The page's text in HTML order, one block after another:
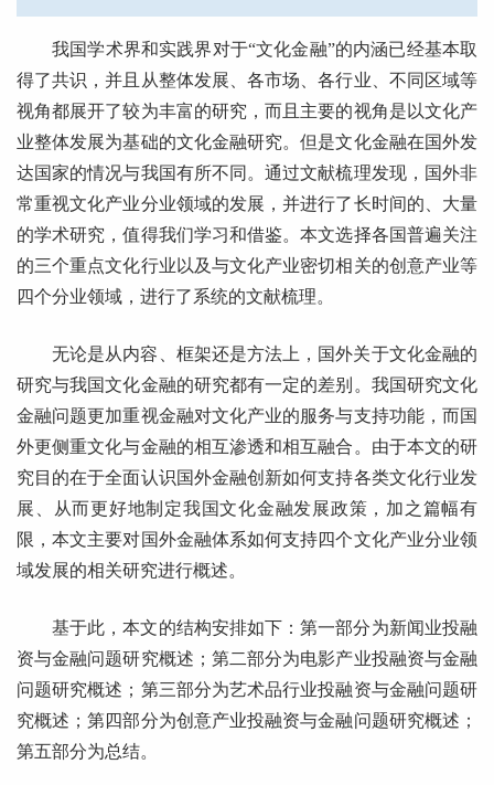
我国学术界和实践界对于“文化金融”的内涵已经基本取
得了共识，并且从整体发展、各市场、各行业、不同区域等
视角都展开了较为丰富的研究，而且主要的视角是以文化产
业整体发展为基础的文化金融研究。但是文化金融在国外发
达国家的情况与我国有所不同。通过文献梳理发现，国外非
常重视文化产业分业领域的发展，并进行了长时间的、大量
的学术研究，值得我们学习和借鉴。本文选择各国普遍关注
的三个重点文化行业以及与文化产业密切相关的创意产业等
四个分业领域，进行了系统的文献梳理。
无论是从内容、框架还是方法上，国外关于文化金融的
研究与我国文化金融的研究都有一定的差别。我国研究文化
金融问题更加重视金融对文化产业的服务与支持功能，而国
外更侧重文化与金融的相互渗透和相互融合。由于本文的研
究目的在于全面认识国外金融创新如何支持各类文化行业发
展、从而更好地制定我国文化金融发展政策，加之篇幅有
限，本文主要对国外金融体系如何支持四个文化产业分业领
域发展的相关研究进行概述。
基于此，本文的结构安排如下：第一部分为新闻业投融
资与金融问题研究概述；第二部分为电影产业投融资与金融
问题研究概述；第三部分为艺术品行业投融资与金融问题研
究概述；第四部分为创意产业投融资与金融问题研究概述；
第五部分为总结。